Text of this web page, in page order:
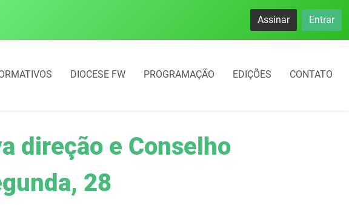
Assinar Entrar
DIOCESE FW PROGRAMAÇÃO EDIÇÕES CONTATO
direção e Conselho
28